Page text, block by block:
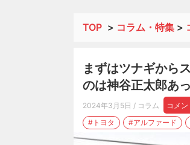
TOP > コラム・特集 >
まずはツナギから
のは神谷正太郎あ
2024年3月5日 / コラム コメン
#トヨタ
#アルファード